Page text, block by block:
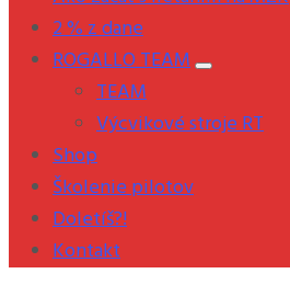
2 % z dane
ROGALLO TEAM
TEAM
Výcvikové stroje RT
Shop
Školenie pilotov
Doletíš?!
Kontakt